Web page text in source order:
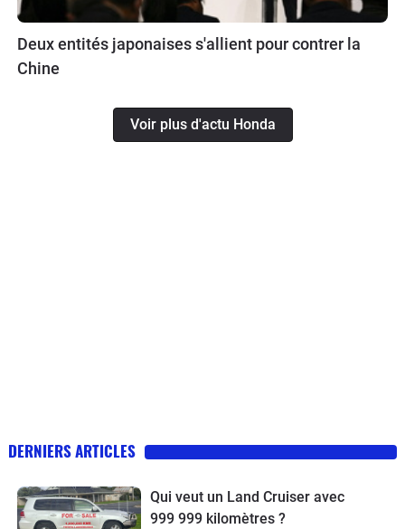
Deux entités japonaises s'allient pour contrer la
Chine
Voir plus d'actu Honda
DERNIERS ARTICLES
Qui veut un Land Cruiser avec
999 999 kilomètres ?